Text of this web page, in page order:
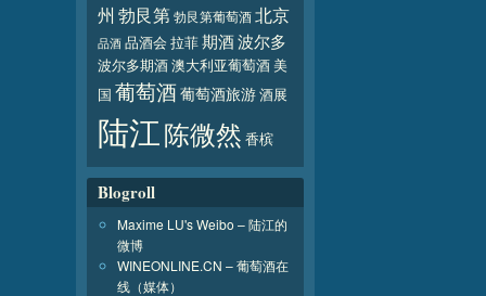
州 勃艮第勃艮第葡萄酒北京
品酒品酒会 拉菲期酒波尔多
波尔多期酒澳大利亚葡萄酒美
国 葡萄酒葡萄酒旅游酒展
陆江陈微然 香槟
Blogroll
Maxime LU's Weibo – 陆江的
微博
WINEONLINE.CN – 葡萄酒在
线（媒体）